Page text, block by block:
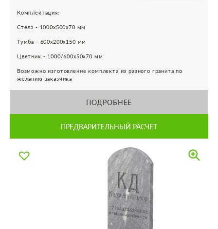
Комплектация:
Стела - 1000х500х70 мм
Тумба - 600х200х150 мм
Цветник - 1000/600х50х70 мм
Возможно изготовление комплекта из разного гранита по
желанию заказчика
ПОДРОБНЕЕ
ПРЕДВАРИТЕЛЬНЫЙ РАСЧЕТ